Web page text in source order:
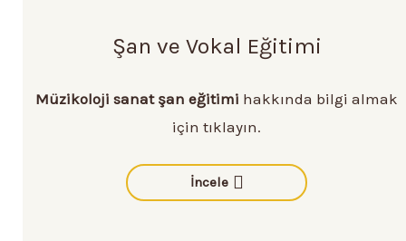
Şan ve Vokal Eğitimi
Müzikoloji sanat şan eğitimi hakkında bilgi almak
için tıklayın.
İncele